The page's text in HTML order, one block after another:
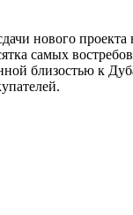
нового
самых
близостью к